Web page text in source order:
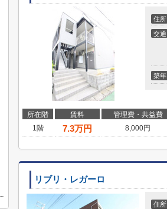
住所
交通
築年
所在階 賃料 管理費・共益費
1階
7.3万円 8,000円
リブリ・レガーロ
住所